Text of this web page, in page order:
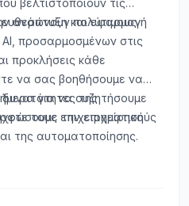
βελτιστοποιούν τις
πολύτιμους
ανάπτυξη και εφαρμογή
προσαρμοσμένων στις
προκλήσεις κάθε
να σας βοηθήσουμε να
δυνατότητες της
τους επιχειρηματικούς
για να συζητήσουμε
την επιχείρησή
της αυτοματοποίησης.